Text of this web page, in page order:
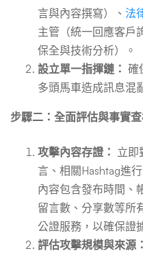
言與內容撰寫）、 法
主管（統一回應客戶
保全與技術分析）。
設立單一指揮鏈： 確
多頭馬車造成訊息混
步驟二：全面評估與事實
攻擊內容存證： 立即
言、相關Hashtag進
內容包含發布時間、
留言數、分享數等所
公證服務，以確保證
評估攻擊規模與來源：